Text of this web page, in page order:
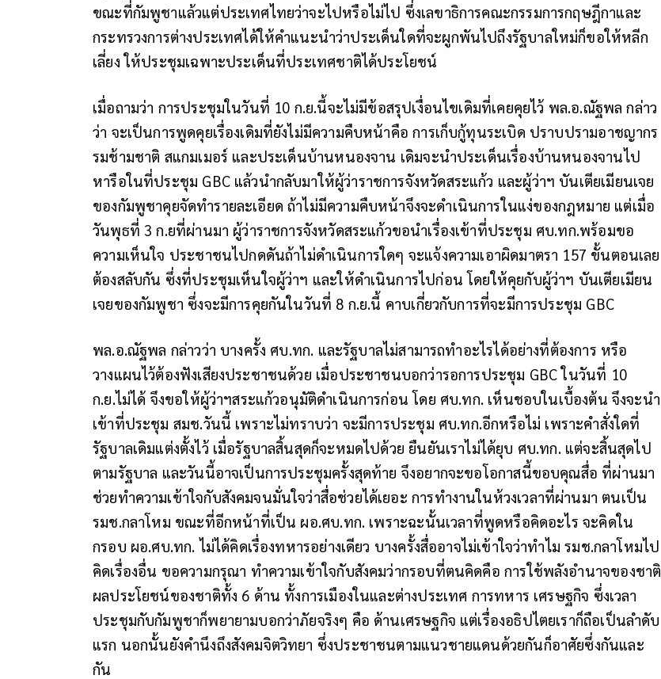
ขณะที่กัมพูชาแล้วแต่ประเทศไทยว่าจะไปหรือไม่ไป ซึ่งเลขาธิการคณะกรรมการกฤษฎีกาและ
กระทรวงการต่างประเทศได้ให้คำแนะนำว่าประเด็นใดที่จะผูกพันไปถึงรัฐบาลใหม่ก็ขอให้หลีก
เลี่ยง ให้ประชุมเฉพาะประเด็นที่ประเทศชาติได้ประโยชน์
เมื่อถามว่า การประชุมในวันที่ 10 ก.ย.นี้จะไม่มีข้อสรุปเงื่อนไขเดิมที่เคยคุยไว้ พล.อ.ณัฐพล กล่าว
ว่า จะเป็นการพูดคุยเรื่องเดิมที่ยังไม่มีความคืบหน้าคือ การเก็บกู้ทุนระเบิด ปราบปรามอาชญากร
รมช้ามชาติ สแกมเมอร์ และประเด็นบ้านหนองจาน เดิมจะนำประเด็นเรื่องบ้านหนองจานไป
หารือในที่ประชุม GBC แล้วนำกลับมาให้ผู้ว่าราชการจังหวัดสระแก้ว และผู้ว่าฯ บันเตียเมียนเจย
ของกัมพูชาคุยจัดทำรายละเอียด ถ้าไม่มีความคืบหน้าจึงจะดำเนินการในแง่ของกฎหมาย แต่เมื่อ
วันพุธที่ 3 ก.ยที่ผ่านมา ผู้ว่าราชการจังหวัดสระแก้วขอนำเรื่องเข้าที่ประชุม ศบ.ทก.พร้อมขอ
ความเห็นใจ ประชาชนไปกดดันถ้าไม่ดำเนินการใดๆ จะแจ้งความเอาผิดมาตรา 157 ขั้นตอนเลย
ต้องสลับกัน ซึ่งที่ประชุมเห็นใจผู้ว่าฯ และให้ดำเนินการไปก่อน โดยให้คุยกับผู้ว่าฯ บันเตียเมียน
เจยของกัมพูชา ซึ่งจะมีการคุยกันในวันที่ 8 ก.ย.นี้ คาบเกี่ยวกับการที่จะมีการประชุม GBC
พล.อ.ณัฐพล กล่าวว่า บางครั้ง ศบ.ทก. และรัฐบาลไม่สามารถทำอะไรได้อย่างที่ต้องการ หรือ
วางแผนไว้ต้องฟังเสียงประชาชนด้วย เมื่อประชาชนบอกว่ารอการประชุม GBC ในวันที่ 10
ก.ย.ไม่ได้ จึงขอให้ผู้ว่าฯสระแก้วอนุมัติดำเนินการก่อน โดย ศบ.ทก. เห็นชอบในเบื้องต้น จึงจะนำ
เข้าที่ประชุม สมช.วันนี้ เพราะไม่ทราบว่า จะมีการประชุม ศบ.ทก.อีกหรือไม่ เพราะคำสั่งใดที่
รัฐบาลเดิมแต่งตั้งไว้ เมื่อรัฐบาลสิ้นสุดก็จะหมดไปด้วย ยืนยันเราไม่ได้ยุบ ศบ.ทก. แต่จะสิ้นสุดไป
ตามรัฐบาล และวันนี้อาจเป็นการประชุมครั้งสุดท้าย จึงอยากจะขอโอกาสนี้ขอบคุณสื่อ ที่ผ่านมา
ช่วยทำความเข้าใจกับสังคมจนมั่นใจว่าสื่อช่วยได้เยอะ การทำงานในห้วงเวลาที่ผ่านมา ตนเป็น
รมช.กลาโหม ขณะที่อีกหน้าที่เป็น ผอ.ศบ.ทก. เพราะฉะนั้นเวลาที่พูดหรือคิดอะไร จะคิดใน
กรอบ ผอ.ศบ.ทก. ไม่ได้คิดเรื่องทหารอย่างเดียว บางครั้งสื่ออาจไม่เข้าใจว่าทำไม รมช.กลาโหมไป
คิดเรื่องอื่น ขอความกรุณา ทำความเข้าใจกับสังคมว่ากรอบที่ตนคิดคือ การใช้พลังอำนาจของชาติ
ผลประโยชน์ของชาติทั้ง 6 ด้าน ทั้งการเมืองในและต่างประเทศ การทหาร เศรษฐกิจ ซึ่งเวลา
ประชุมกับกัมพูชาก็พยายามบอกว่าภัยจริงๆ คือ ด้านเศรษฐกิจ แต่เรื่องอธิปไตยเราก็ถือเป็นลำดับ
แรก นอกนั้นยังคำนึงถึงสังคมจิตวิทยา ซึ่งประชาชนตามแนวชายแดนด้วยกันก็อาศัยซึ่งกันและ
กัน